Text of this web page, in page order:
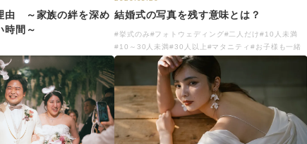
由 ～家族の絆を深め
時間～
結婚式の写真を残す意味とは？
#挙式のみ#フォトウェディング#二人だけ#10人未満
#10～30人未満#30人以上#マタニティ #お子様も一緒